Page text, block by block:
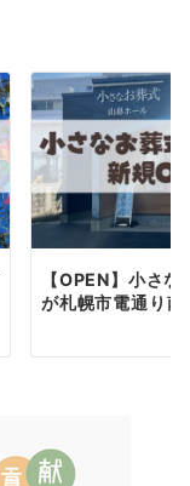
【OPEN】小さ
が札幌市電通り